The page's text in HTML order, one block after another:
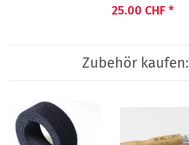
25.00 CHF *
Zubehör kaufen: